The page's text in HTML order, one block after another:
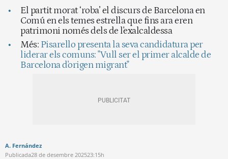
El partit morat ‘roba’ el discurs de Barcelona en
Comú en els temes estrella que fins ara eren
patrimoni només dels de l'exalcaldessa
Més: Pisarello presenta la seva candidatura per
liderar els comuns: "Vull ser el primer alcalde de
Barcelona d'origen migrant"
A. Fernández
Publicada28 de desembre 202523:15h